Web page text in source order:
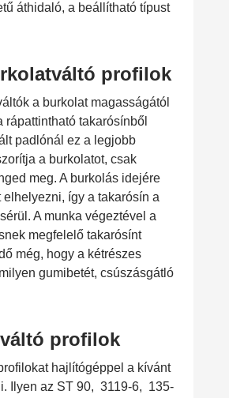
áthidaló, a beállítható típust
profilok
a burkolat magasságától
takarósínből
padlónál ez a legjobb
a burkolatot, csak
meg. A burkolás idejére
így a takarósín a
A munka végeztével a
megfelelő takarósínt
még, hogy a kétrészes
gumibetét, csúszásgátló
profilok
hajlítógéppel a kívánt
Ilyen az ST 90, 3119-6, 135-